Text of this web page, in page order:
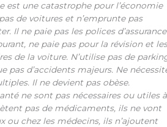
est une catastrophe pour l’économie
de voitures et n’emprunte pas
Il ne paie pas les polices
ne paie pas pour la révision et
de la voiture. N’utilise pas de
pas d’accidents majeurs. Ne
Il ne devient pas obèse.
ne sont pas nécessaires ou utiles à
pas de médicaments, ils ne vont
ou chez les médecins, ils n’ajoutent